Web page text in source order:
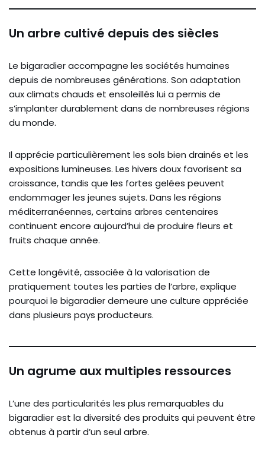
Un arbre cultivé depuis des siècles
Le bigaradier accompagne les sociétés humaines
depuis de nombreuses générations. Son adaptation
aux climats chauds et ensoleillés lui a permis de
s’implanter durablement dans de nombreuses régions
du monde.
Il apprécie particulièrement les sols bien drainés et les
expositions lumineuses. Les hivers doux favorisent sa
croissance, tandis que les fortes gelées peuvent
endommager les jeunes sujets. Dans les régions
méditerranéennes, certains arbres centenaires
continuent encore aujourd’hui de produire fleurs et
fruits chaque année.
Cette longévité, associée à la valorisation de
pratiquement toutes les parties de l’arbre, explique
pourquoi le bigaradier demeure une culture appréciée
dans plusieurs pays producteurs.
Un agrume aux multiples ressources
L’une des particularités les plus remarquables du
bigaradier est la diversité des produits qui peuvent être
obtenus à partir d’un seul arbre.